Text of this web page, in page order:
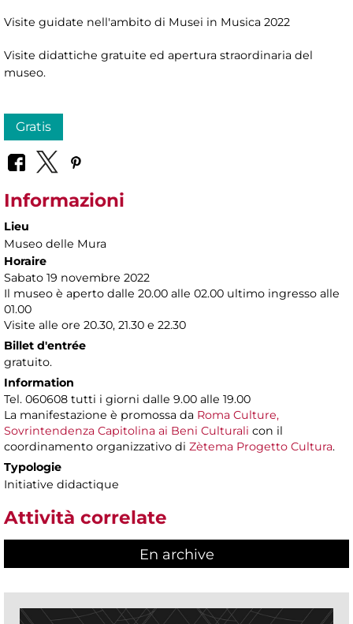
Visite guidate nell'ambito di Musei in Musica 2022
Visite didattiche gratuite ed apertura straordinaria del
museo.
Gratis
Informazioni
Lieu
Museo delle Mura
Horaire
Sabato 19 novembre 2022
​Il museo è aperto dalle 20.00 alle 02.00 ultimo ingresso alle
01.00
Visite alle ore 20.30, 21.30 e 22.30
Billet d'entrée
gratuito.
Information
Tel. 060608 tutti i giorni dalle 9.00 alle 19.00
La manifestazione è promossa da Roma Culture,
Sovrintendenza Capitolina ai Beni Culturali con il
coordinamento organizzativo di Zètema Progetto Cultura.
Typologie
Initiative didactique
Attività correlate
En archive